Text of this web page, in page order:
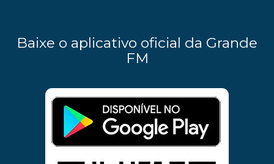
Baixe o aplicativo oficial da Grande
FM